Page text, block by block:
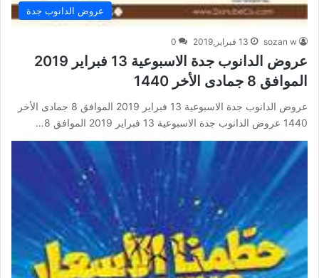
عروض الدانوب جدة
sozan w 13 فبراير,2019 0
عروض الدانوب جدة الاسبوعية 13 فبراير 2019
الموافق 8 جمادى الأخر 1440
عروض الدانوب جدة الاسبوعية 13 فبراير 2019 الموافق 8 جمادى الأخر
1440 عروض الدانوب جدة الاسبوعية 13 فبراير 2019 الموافق 8…